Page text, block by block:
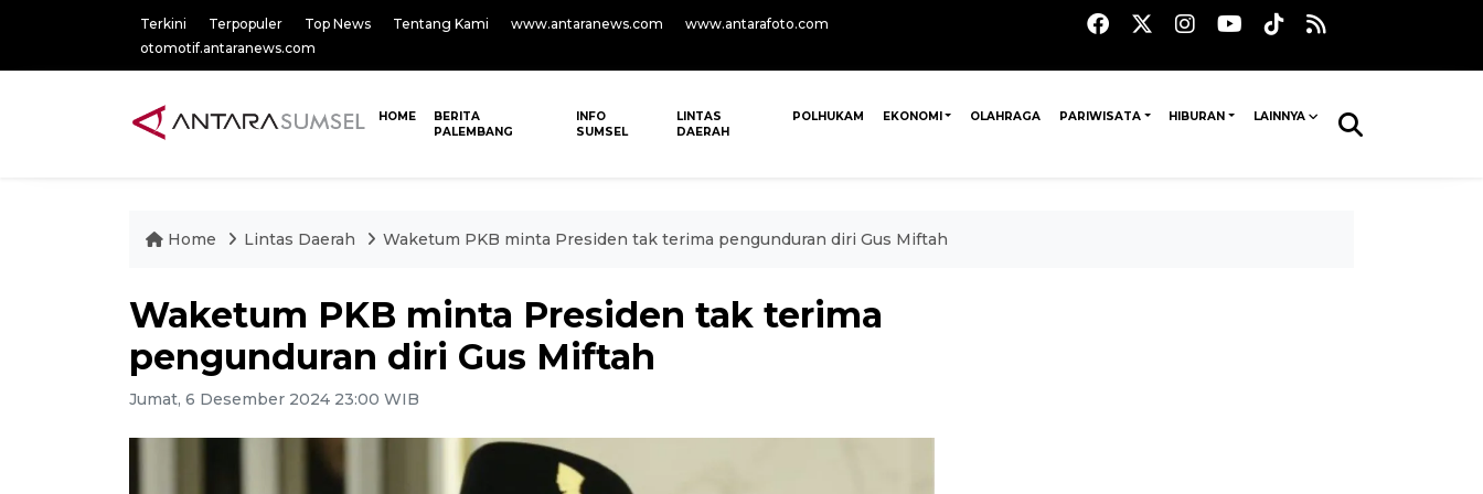
Terkini Terpopuler Top News Tentang Kami www.antaranews.com
www.antarafoto.com
otomotif.antaranews.com
HOME
BERITA
PALEMBANG
INFO
SUMSEL
LINTAS
DAERAH
POLHUKAM EKONOMI OLAHRAGA PARIWISATA HIBURAN LAINNYA
Home Lintas Daerah Waketum PKB minta Presiden tak terima pengunduran diri Gus Miftah
Waketum PKB minta Presiden tak terima
pengunduran diri Gus Miftah
Jumat, 6 Desember 2024 23:00 WIB